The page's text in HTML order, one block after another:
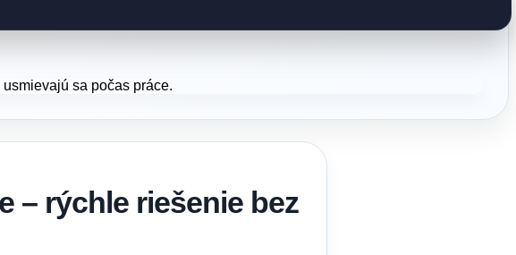
– rýchle riešenie bez